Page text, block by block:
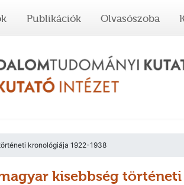
Publikációk Olvasószoba
kronológiája 1922-1938
kisebbség